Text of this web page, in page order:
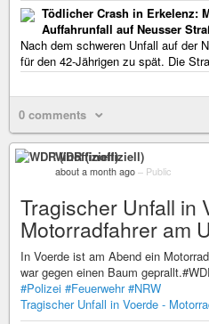
Tödlicher Crash in Erkelenz:
Auffahrunfall auf Neusser
Nach dem schweren Unfall auf der
für den 42-Jährigen zu spät. Die
0 comments
WDR (inoffiziell)
about a month ago – Public
Tragischer Unfall in
Motorradfahrer am
In Voerde ist am Abend ein
war gegen einen Baum
#Polizei #Feuerwehr #NRW
Tragischer Unfall in Voerde -